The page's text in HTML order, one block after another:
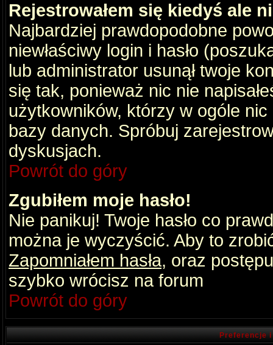
Rejestrowałem się kiedyś ale
Najbardziej prawdopodobne
niewłaściwy login i hasło
lub administrator usunął twoje
się tak, ponieważ nic nie
użytkowników, którzy w ogóle
bazy danych. Spróbuj
dyskusjach.
Powrót do góry
Zgubiłem moje hasło!
Nie panikuj! Twoje hasło co
można je wyczyścić. Aby to
Zapomniałem hasła, oraz
szybko wrócisz na forum
Powrót do góry
Preferencje